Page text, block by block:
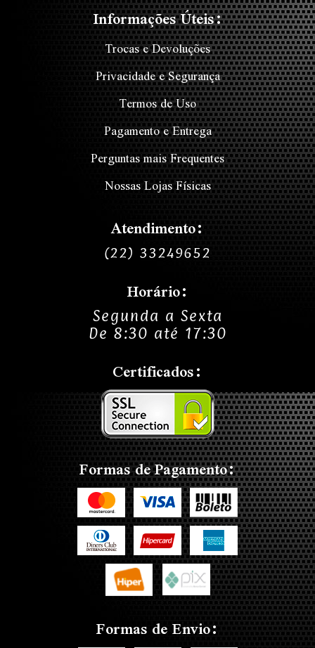
Informações Úteis:
Trocas e Devoluções
Privacidade e Segurança
Termos de Uso
Pagamento e Entrega
Perguntas mais Frequentes
Nossas Lojas Físicas
Atendimento:
(22) 33249652
Horário:
Segunda a Sexta
De 8:30 até 17:30
Certificados:
Formas de Pagamento:
Formas de Envio: